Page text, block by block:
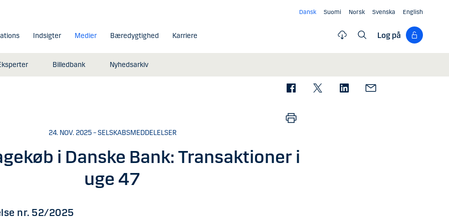
Dansk Suomi Norsk Svenska English
Indsigter Medier
Billedbank Nyhedsarkiv
Bæredygtighed Karriere Log på
24. NOV. 2025 – SELSKABSMEDDELELSER
i Danske Bank: Transaktioner i
uge 47
nr. 52/2025